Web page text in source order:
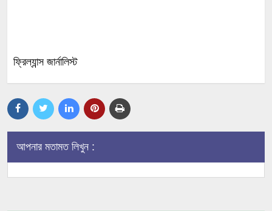
ফ্রিল্যান্স জার্নালিস্ট
আপনার মতামত লিখুন :